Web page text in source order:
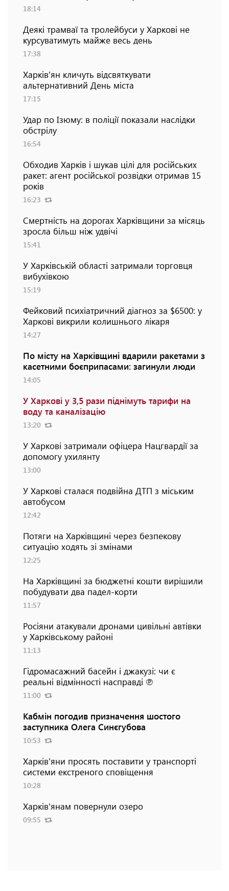
18:14
Деякі трамваї та тролейбуси у Харкові не
курсуватимуть майже весь день
17:38
Харків'ян кличуть відсвяткувати
альтернативний День міста
17:15
Удар по Ізюму: в поліції показали наслідки
обстрілу
16:54
Обходив Харків і шукав цілі для російських
ракет: агент російської розвідки отримав 15
років
16:23
Смертність на дорогах Харківщини за місяць
зросла більш ніж удвічі
15:41
У Харківській області затримали торговця
вибухівкою
15:19
Фейковий психіатричний діагноз за $6500: у
Харкові викрили колишнього лікаря
14:27
По місту на Харківщині вдарили ракетами з
касетними боєприпасами: загинули люди
14:05
У Харкові у 3,5 рази піднімуть тарифи на
воду та каналізацію
13:20
У Харкові затримали офіцера Нацгвардії за
допомогу ухилянту
13:00
У Харкові сталася подвійна ДТП з міським
автобусом
12:42
Потяги на Харківщині через безпекову
ситуацію ходять зі змінами
12:25
На Харківщині за бюджетні кошти вирішили
побудувати два падел-корти
11:57
Росіяни атакували дронами цивільні автівки
у Харківському районі
11:13
Гідромасажний басейн і джакузі: чи є
реальні відмінності насправді ℗
11:00
Кабмін погодив призначення шостого
заступника Олега Синєгубова
10:53
Харків'яни просять поставити у транспорті
системи екстреного сповіщення
10:28
Харків'янам повернули озеро
09:55